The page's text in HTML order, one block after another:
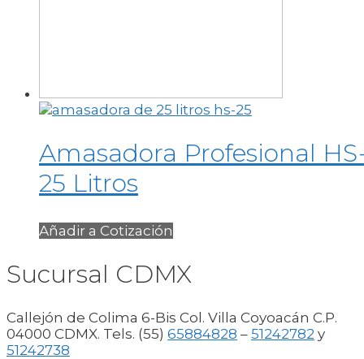
Amasadora Profesional
25 Litros
Añadir a Cotización
Sucursal CDMX
Callejón de Colima 6-Bis Col. Villa Coyoacán C.P.
04000 CDMX. Tels. (55) 65884828 – 51242782 y
51242738